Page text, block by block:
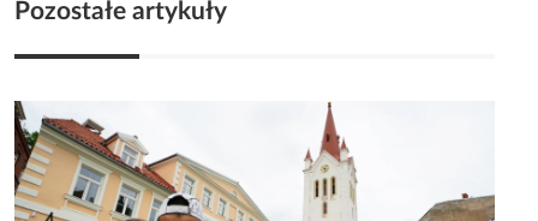
Pozostałe artykuły